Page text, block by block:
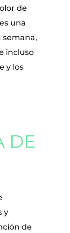
de
una
incluso
y los
DE
y
de